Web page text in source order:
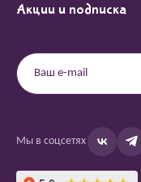
Акции и подписка
Мы в соцсетях